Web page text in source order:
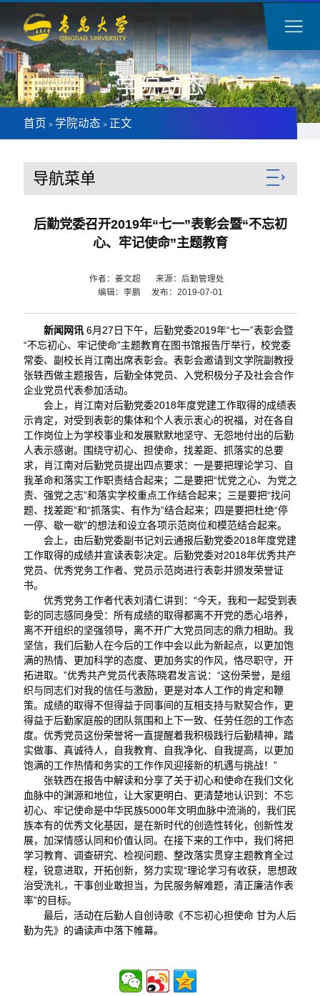
学院动态
首页 > 学院动态 > 正文
导航菜单
后勤党委召开2019年“七一”表彰会暨“不忘初
心、牢记使命”主题教育
作者：姜文超 来源：后勤管理处
编辑：李鹏 发布：2019-07-01
新闻网讯6月27日下午，后勤党委2019年“七一”表彰会暨
“不忘初心、牢记使命”主题教育在图书馆报告厅举行，校党委
常委、副校长肖江南出席表彰会。表彰会邀请到文学院副教授
张轶西做主题报告，后勤全体党员、入党积极分子及社会合作
企业党员代表参加活动。
会上，肖江南对后勤党委2018年度党建工作取得的成绩表
示肯定，对受到表彰的集体和个人表示衷心的祝福，对在各自
工作岗位上为学校事业和发展默默地坚守、无怨地付出的后勤
人表示感谢。围绕守初心、担使命，找差距、抓落实的总要
求，肖江南对后勤党员提出四点要求：一是要把理论学习、自
我革命和落实工作职责结合起来；二是要把“忧党之心、为党之
责、强党之志”和落实学校重点工作结合起来；三是要把“找问
题、找差距”和“抓落实、有作为”结合起来；四是要把杜绝“停
一停、歇一歇”的想法和设立各项示范岗位和模范结合起来。
会上，由后勤党委副书记刘云通报后勤党委2018年度党建
工作取得的成绩并宣读表彰决定。后勤党委对2018年优秀共产
党员、优秀党务工作者、党员示范岗进行表彰并颁发荣誉证
书。
优秀党务工作者代表刘清仁讲到：“今天，我和一起受到表
彰的同志感同身受：所有成绩的取得都离不开党的悉心培养，
离不开组织的坚强领导，离不开广大党员同志的鼎力相助。我
坚信，我们后勤人在今后的工作中会以此为新起点，以更加饱
满的热情、更加科学的态度、更加务实的作风，恪尽职守，开
拓进取。”优秀共产党员代表陈晓君发言说：“这份荣誉，是组
织与同志们对我的信任与激励，更是对本人工作的肯定和鞭
策。成绩的取得不但得益于同事间的互相支持与默契合作，更
得益于后勤家庭般的团队氛围和上下一致、任劳任怨的工作态
度。优秀党员这份荣誉将一直提醒着我积极践行后勤精神，踏
实做事、真诚待人，自我教育、自我净化、自我提高，以更加
饱满的工作热情和务实的工作作风迎接新的机遇与挑战！”
张轶西在报告中解读和分享了关于初心和使命在我们文化
血脉中的渊源和地位，让大家更明白、更清楚地认识到：不忘
初心、牢记使命是中华民族5000年文明血脉中流淌的，我们民
族本有的优秀文化基因，是在新时代的创造性转化，创新性发
展，加深情感认同和价值认同。在接下来的工作中，我们将把
学习教育、调查研究、检视问题、整改落实贯穿主题教育全过
程，锐意进取，开拓创新，努力实现“理论学习有收获，思想政
治受洗礼，干事创业敢担当，为民服务解难题，清正廉洁作表
率”的目标。
最后，活动在后勤人自创诗歌《不忘初心担使命 甘为人后
勤为先》的诵读声中落下帷幕。